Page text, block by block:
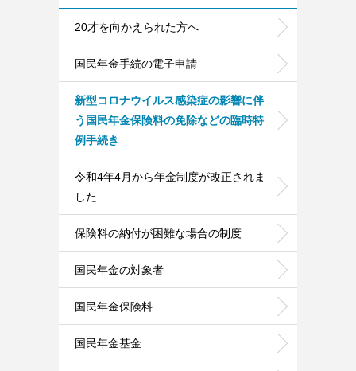
20才を向かえられた方へ
国民年金手続の電子申請
新型コロナウイルス感染症の影響に伴
う国民年金保険料の免除などの臨時特
例手続き
令和4年4月から年金制度が改正されま
した
保険料の納付が困難な場合の制度
国民年金の対象者
国民年金保険料
国民年金基金